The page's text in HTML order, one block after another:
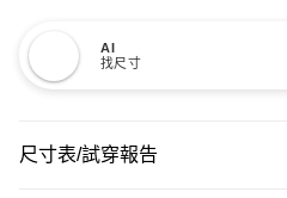
AI
找尺寸
尺寸表/試穿報告